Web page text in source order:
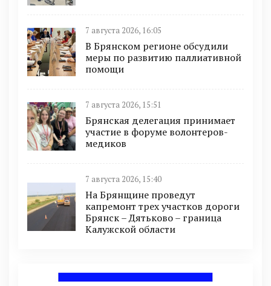
7 августа 2026, 16:05
В Брянском регионе обсудили
меры по развитию паллиативной
помощи
7 августа 2026, 15:51
Брянская делегация принимает
участие в форуме волонтеров-
медиков
7 августа 2026, 15:40
На Брянщине проведут
капремонт трех участков дороги
Брянск – Дятьково – граница
Калужской области